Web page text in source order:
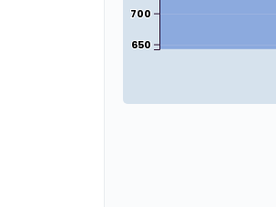
650
700